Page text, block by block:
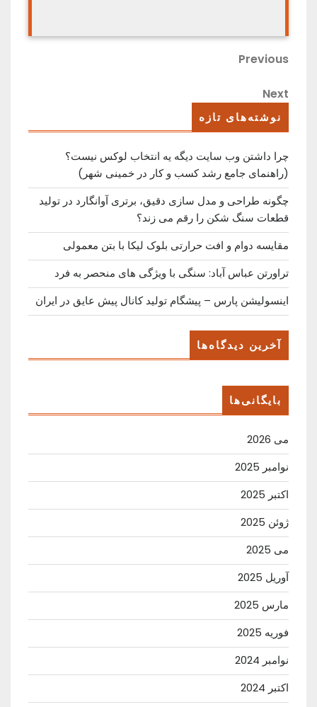
راهبری
نوشته
Previous
Previous
Next
Next
نوشته‌های تازه
چرا داشتن وب سایت دیگه یه انتخاب لوکس نیست؟
(راهنمای جامع رشد کسب ‌و کار در خمینی ‌شهر)
چگونه طراحی و مدل سازی دقیق، برتری آوانگارد در تولید
قطعات سنگ شکن را رقم می زند؟
مقایسه دوام و افت حرارتی بلوک لیکا با بتن معمولی
تراورتن عباس آباد: سنگی با ویژگی های منحصر به فرد
اینسولیشن پارس – پیشگام تولید کانال پیش عایق در ایران
آخرین دیدگاه‌ها
بایگانی‌ها
می 2026
نوامبر 2025
اکتبر 2025
ژوئن 2025
می 2025
آوریل 2025
مارس 2025
فوریه 2025
نوامبر 2024
اکتبر 2024